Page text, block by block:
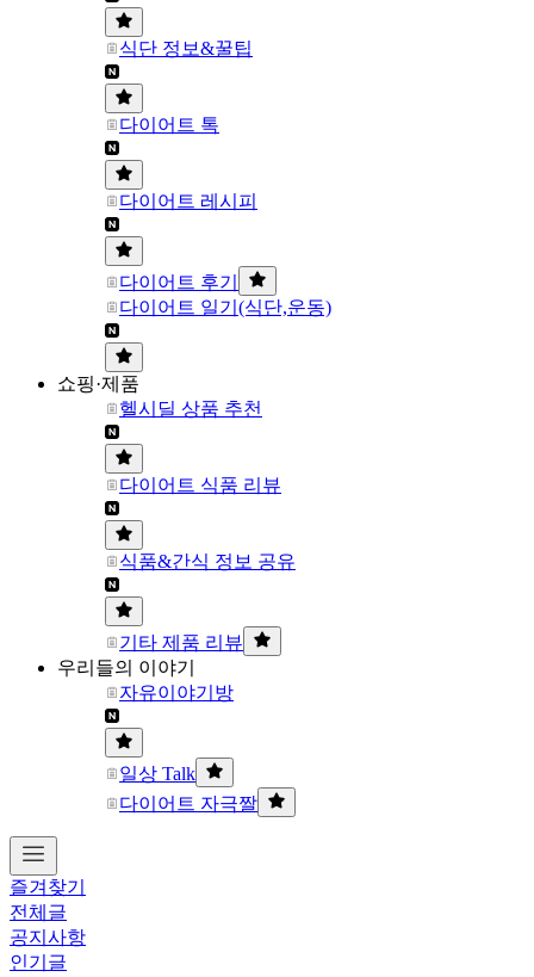
식단 정보&꿀팁
다이어트 톡
다이어트 레시피
다이어트 후기
다이어트 일기(식단,운동)
쇼핑·제품
헬시딜 상품 추천
다이어트 식품 리뷰
식품&간식 정보 공유
기타 제품 리뷰
우리들의 이야기
자유이야기방
일상 Talk
다이어트 자극짤
즐겨찾기
전체글
공지사항
인기글